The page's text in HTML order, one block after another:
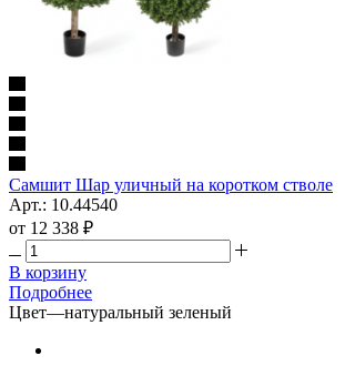
Самшит Шар уличный на коротком стволе
Арт.: 10.44540
от 12 338 ₽
В корзину
Подробнее
Цвет—натуральный зеленый